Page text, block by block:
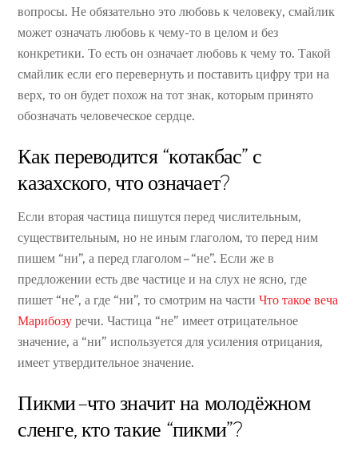
вопросы. Не обязательно это любовь к человеку, смайлик
может означать любовь к чему-то в целом и без
конкретики. То есть он означает любовь к чему то. Такой
смайлик если его перевернуть и поставить цифру три на
верх, то он будет похож на тот знак, которым принято
обозначать человеческое сердце.
Как переводится “котакбас” с
казахского, что означает?
Если вторая частица пишутся перед числительным,
существительным, но не иным глаголом, то перед ним
пишем “ни”, а перед глаголом – “не”. Если же в
предложении есть две частице и на слух не ясно, где
пишет “не”, а где “ни”, то смотрим на частиЧто такое веча
Марибозу речи. Частица “не” имеет отрицательное
значение, а “ни” используется для усиления отрицания,
имеет утвердительное значение.
Пикми – что значит на молодёжном
сленге, кто такие “пикми”?